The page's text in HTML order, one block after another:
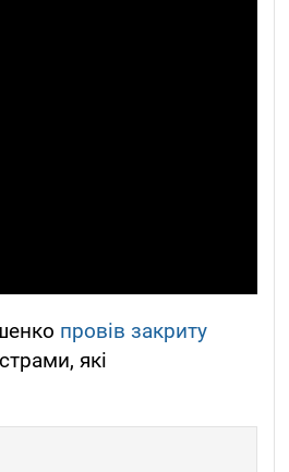
провів закриту
які